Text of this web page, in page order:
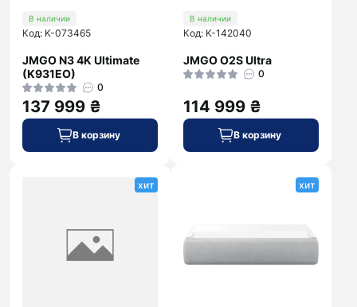
В наличии
Код: K-073465
JMGO N3 4K Ultimate
(K931EO)
0
137 999 ₴
В корзину
В наличии
Код: K-142040
JMGO O2S Ultra
0
114 999 ₴
В корзину
хит хит